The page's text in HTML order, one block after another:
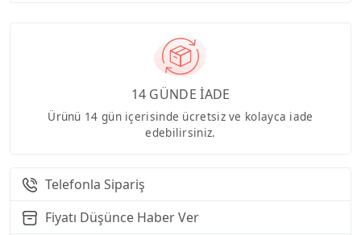
14 GÜNDE İADE
Ürünü 14 gün içerisinde ücretsiz ve kolayca iade
edebilirsiniz.
Telefonla Sipariş
Fiyatı Düşünce Haber Ver